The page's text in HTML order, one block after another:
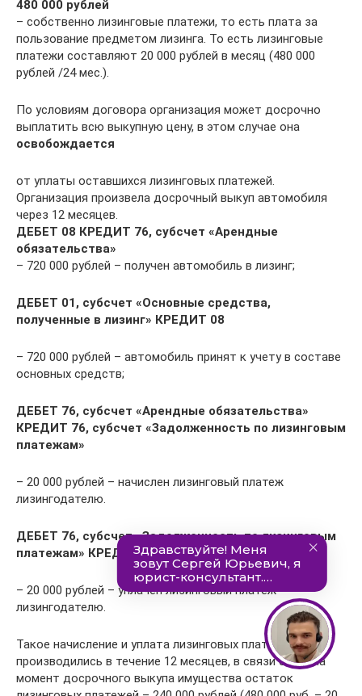
480 000 рублей
– собственно лизинговые платежи, то есть плата за
пользование предметом лизинга. То есть лизинговые
платежи составляют 20 000 рублей в месяц (480 000
рублей /24 мес.).
По условиям договора организация может досрочно
выплатить всю выкупную цену, в этом случае она
освобождается
от уплаты оставшихся лизинговых платежей.
Организация произвела досрочный выкуп автомобиля
через 12 месяцев.
ДЕБЕТ 08 КРЕДИТ 76, субсчет «Арендные
обязательства»
– 720 000 рублей – получен автомобиль в лизинг;
ДЕБЕТ 01, субсчет «Основные средства,
полученные в лизинг» КРЕДИТ 08
– 720 000 рублей – автомобиль принят к учету в составе
основных средств;
ДЕБЕТ 76, субсчет «Арендные обязательства»
КРЕДИТ 76, субсчет «Задолженность по лизинговым
платежам»
– 20 000 рублей – начислен лизинговый платеж
лизингодателю.
ДЕБЕТ 76, субсчет «Задолженность по лизинговым
платежам» КРЕДИТ 51
– 20 000 рублей – уплачен лизинговый платеж
лизингодателю.
Такое начисление и уплата лизинговых платежей
производились в течение 12 месяцев, в связи с чем на
момент досрочного выкупа имущества остаток